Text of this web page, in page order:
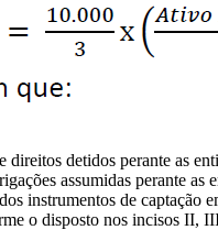
detidos perante as
assumidas perante as
instrumentos de captação
o disposto nos incisos II,